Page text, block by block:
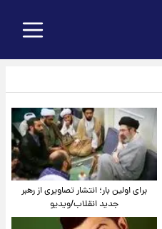
برای اولین بار؛ انتشار تصاویری از رهبر
جدید انقلاب/ویدیو